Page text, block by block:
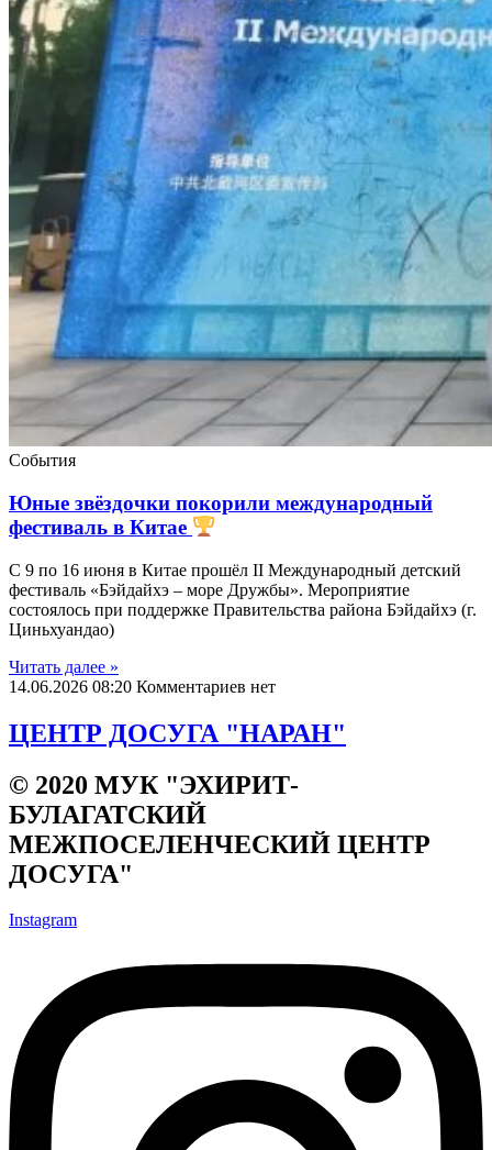
События
Юные звёздочки покорили международный
фестиваль в Китае
С 9 по 16 июня в Китае прошёл II Международный детский
фестиваль «Бэйдайхэ – море Дружбы». Мероприятие
состоялось при поддержке Правительства района Бэйдайхэ (г.
Циньхуандао)
Читать далеe »
14.06.2026 08:20 Комментариев нет
ЦЕНТР ДОСУГА "НАРАН"
© 2020 МУК "ЭХИРИТ-
БУЛАГАТСКИЙ
МЕЖПОСЕЛЕНЧЕСКИЙ ЦЕНТР
ДОСУГА"
Instagram